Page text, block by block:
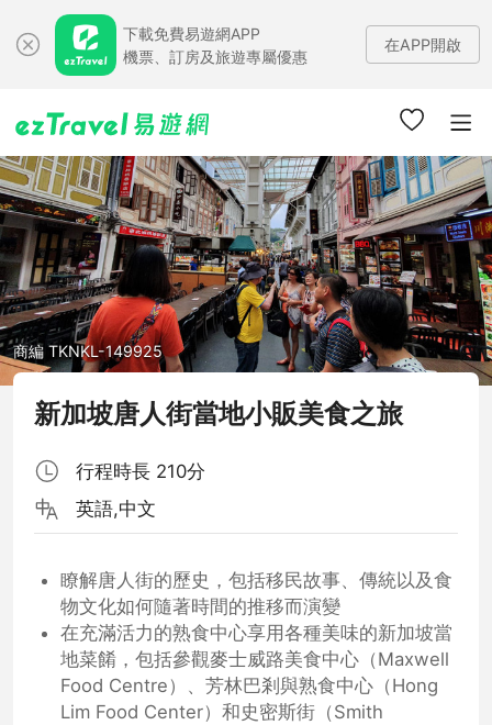
下載免費易遊網APP
機票、訂房及旅遊專屬優惠
在APP開啟
商編 TKNKL-149925
新加坡唐人街當地小販美食之旅
行程時長 210分
英語,中文
瞭解唐人街的歷史，包括移民故事、傳統以及食
物文化如何隨著時間的推移而演變
在充滿活力的熟食中心享用各種美味的新加坡當
地菜餚，包括參觀麥士威路美食中心（Maxwell
Food Centre）、芳林巴剎與熟食中心（Hong
Lim Food Center）和史密斯街（Smith